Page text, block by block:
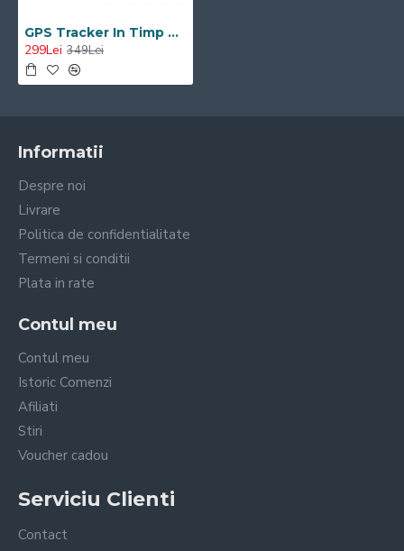
Tot ceea ce va
trebuie este o
cartela telefonica
activa, iar
dispozitivului cu
bateria de 5000
mAh cu o
autonomie de
functionare
GPS Tracker In Timp Real TK905 Visoli® Magnet Puternic Baterie 5000 mAh
299Lei 349Lei
Informatii
Despre noi
Livrare
Politica de confidentialitate
Termeni si conditii
Plata in rate
Contul meu
Contul meu
Istoric Comenzi
Afiliati
Stiri
Voucher cadou
Serviciu Clienti
Contact